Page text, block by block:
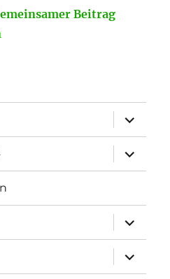
Beitrag
öffnen
öffnen
öffnen
öffnen